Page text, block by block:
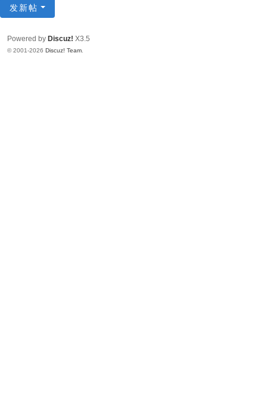
发新帖
Powered by Discuz! X3.5
© 2001-2026 Discuz! Team